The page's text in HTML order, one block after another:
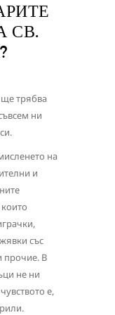
СВ.
трябва
ни
на
и
със
прочие. В
не ни
е,